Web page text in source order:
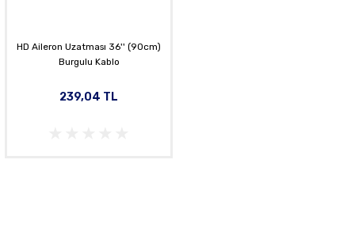
HD Aileron Uzatması 36'' (90cm)
Burgulu Kablo
239,04 TL